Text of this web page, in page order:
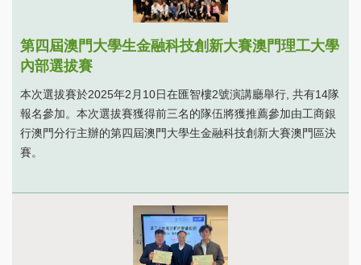
第四屆澳門大學生金融科技創新大賽澳門理工大學
內部選拔賽
本次選拔賽於2025年2月10日在匯智樓2號演講廳舉行, 共有14隊
報名參加。本次選拔賽獲得前三名的隊伍將獲推薦參加由工商銀
行澳門分行主辦的第四屆澳門大學生金融科技創新大賽澳門區決
賽。